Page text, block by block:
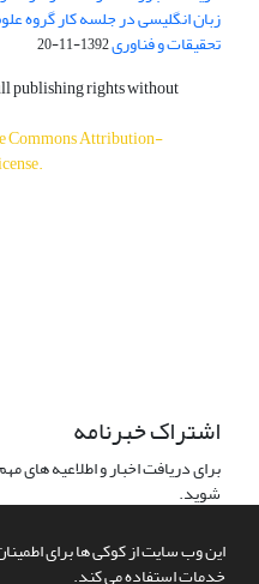
این وب سایت از کوکی ها برای
خدمات استفاده می کند.
تحقیقات و فناوری1392-11-20
publishing rights without
Commons Attribution-
.
اشتراک خبرنامه
برای دریافت اخبار و اطلاعیه
شوید.